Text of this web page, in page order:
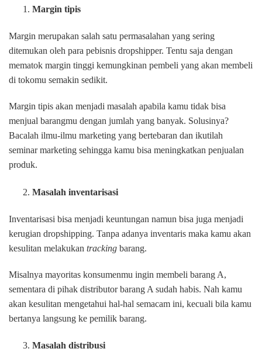
Margin tipis
Margin merupakan salah satu permasalahan yang sering
ditemukan oleh para pebisnis dropshipper. Tentu saja dengan
mematok margin tinggi kemungkinan pembeli yang akan membeli
di tokomu semakin sedikit.
Margin tipis akan menjadi masalah apabila kamu tidak bisa
menjual barangmu dengan jumlah yang banyak. Solusinya?
Bacalah ilmu-ilmu marketing yang bertebaran dan ikutilah
seminar marketing sehingga kamu bisa meningkatkan penjualan
produk.
Masalah inventarisasi
Inventarisasi bisa menjadi keuntungan namun bisa juga menjadi
kerugian dropshipping. Tanpa adanya inventaris maka kamu akan
kesulitan melakukan tracking barang.
Misalnya mayoritas konsumenmu ingin membeli barang A,
sementara di pihak distributor barang A sudah habis. Nah kamu
akan kesulitan mengetahui hal-hal semacam ini, kecuali bila kamu
bertanya langsung ke pemilik barang.
Masalah distribusi